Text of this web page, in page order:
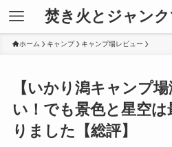
焚き火とジャン
ホーム キャンプ キャンプ場レビュー
【いかり潟キャンプ
い！でも景色と星空
りました【総評】